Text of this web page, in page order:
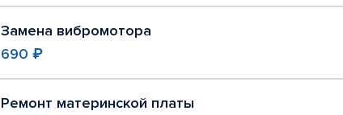
Замена вибромотора
690 ₽
Ремонт материнской платы